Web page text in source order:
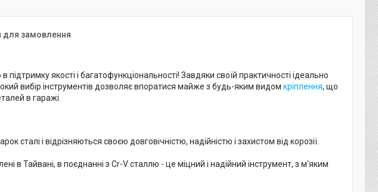
для замовлення
підтримку якості і багатофункціональності! Завдяки своїй практичності ідеально
вибір інструментів дозволяє впоратися майже з будь-яким видом кріплення, що
в гаражі.
сталі і відрізняються своєю довговічністю, надійністю і захистом від корозії.
в Тайвані, в поєднанні з Cr-V сталлю - це міцний і надійний інструмент, з м'яким